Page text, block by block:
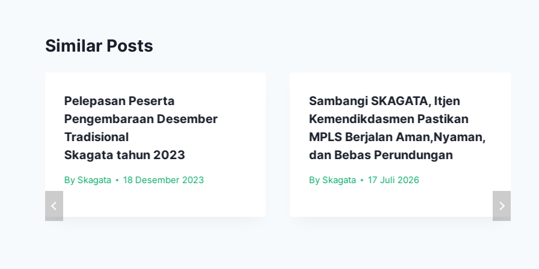
Similar Posts
Pelepasan Peserta
Pengembaraan Desember
Tradisional
Skagata tahun 2023
By Skagata 18 Desember 2023
Sambangi SKAGATA, Itjen
Kemendikdasmen Pastikan
MPLS Berjalan Aman,Nyaman,
dan Bebas Perundungan
By Skagata 17 Juli 2026